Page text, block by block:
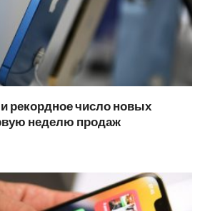
рекордное число новых
неделю продаж